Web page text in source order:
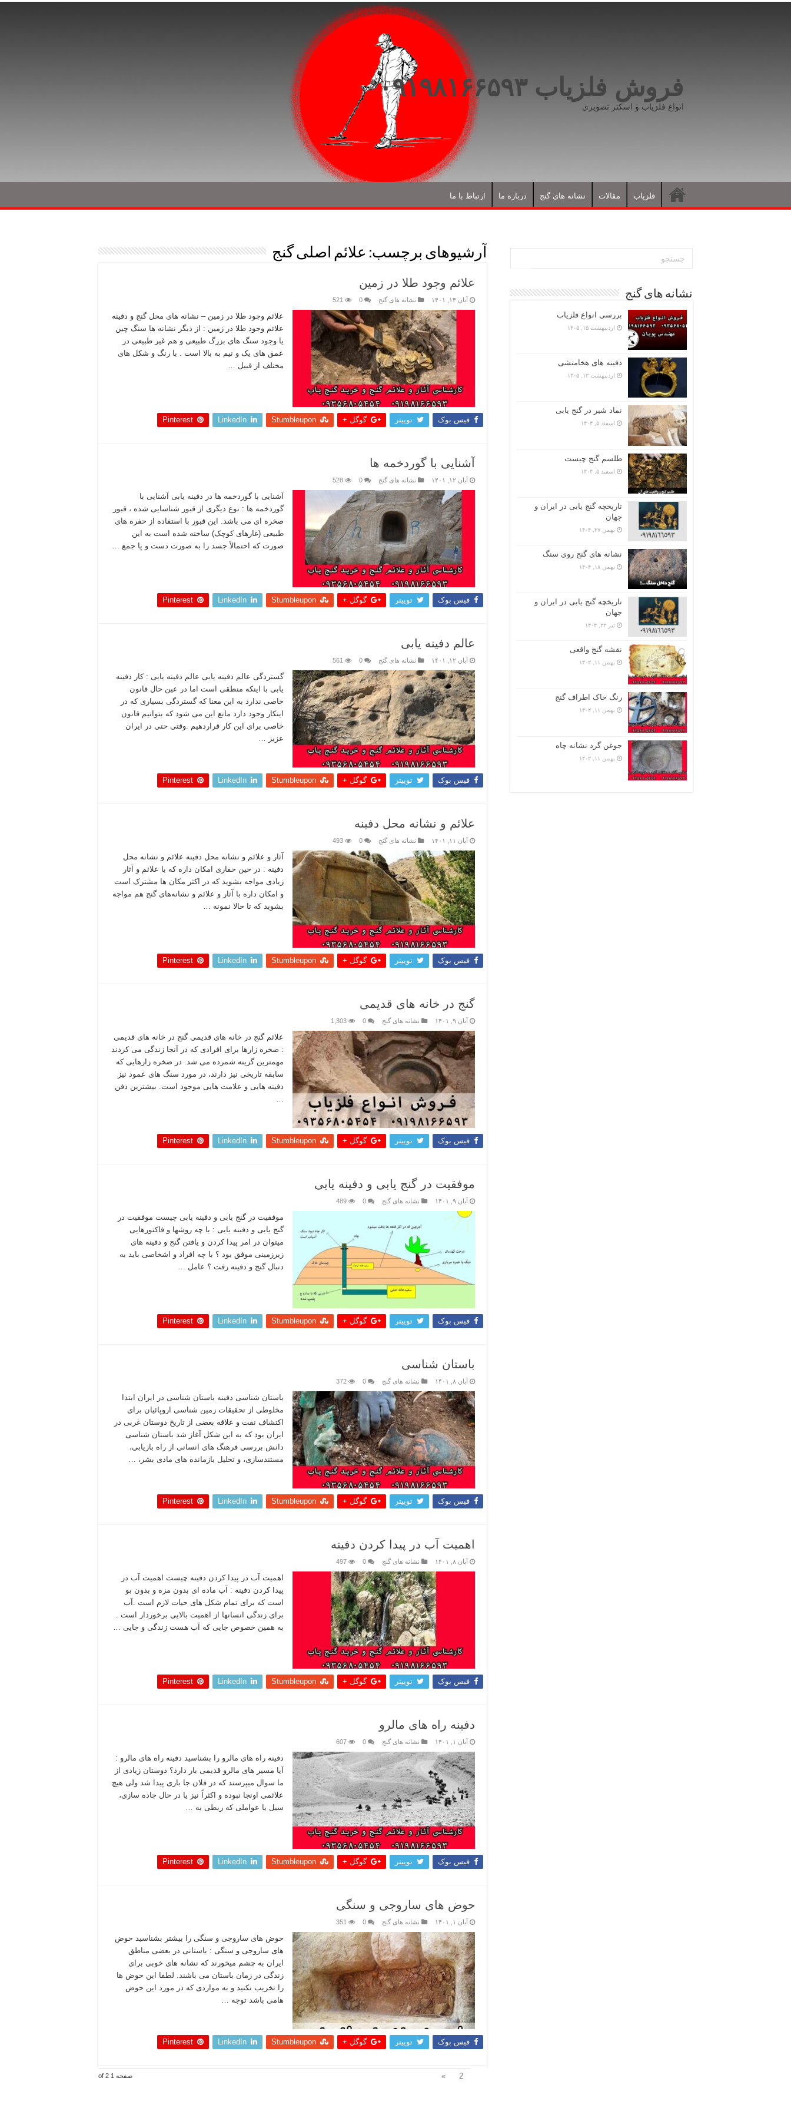
فروش فلزیاب ۰۹۱۹۸۱۶۶۵۹۳
انواع فلزیاب و اسکنر تصویری
فلزیاب مقالات نشانه های گنج درباره ما ارتباط با ما
آرشیوهای برچسب: علائم اصلی گنج
علائم وجود طلا در زمین
آبان ۱۴, ۱۴۰۱ نشانه های گنج 0
521
علائم وجود طلا در زمین – نشانه های محل گنج و دفینه
علائم وجود طلا در زمین : از دیگر نشانه ها سنگ چین
یا وجود سنگ های بزرگ طبیعی و هم غیر طبیعی در
عمق های یک و نیم به بالا است . با رنگ و شکل های
مختلف از قبیل …
فیس بوک توییتر گوگل + Stumbleupon
LinkedIn
Pinterest
آشنایی با گوردخمه ها
آبان ۱۲, ۱۴۰۱ نشانه های گنج 0
528
آشنایی با گوردخمه ها در دفینه یابی آشنایی با
گوردخمه ها : نوع دیگری از قبور شناسایی شده ، قبور
صخره ای می باشد. این قبور با استفاده از حفره های
طبیعی (غارهای کوچک) ساخته شده است به این
صورت که احتمالاً جسد را به صورت دست و پا جمع …
فیس بوک توییتر گوگل + Stumbleupon
LinkedIn
Pinterest
عالم دفینه یابی
آبان ۱۲, ۱۴۰۱ نشانه های گنج 0
561
گستردگی عالم دفینه یابی عالم دفینه یابی : کار دفینه
یابی با اینکه منطقی است اما در عین حال قانون
خاصی ندارد به این معنا که گستردگی بسیاری که در
اینکار وجود دارد مانع این می شود که بتوانیم قانون
خاصی برای این کار قراردهیم .وقتی حتی در ایران
عزیز …
فیس بوک توییتر گوگل + Stumbleupon
LinkedIn
Pinterest
علائم و نشانه‌ محل دفینه
آبان ۱۱, ۱۴۰۱ نشانه های گنج 0
493
آثار و علائم و نشانه‌ محل دفینه علائم و نشانه‌ محل
دفینه : در حین حفاری امکان داره که با علائم و آثار
زیادی مواجه بشوید که در اکثر مکان ها مشترک است
و امکان داره با آثار و علائم و نشانه‌های گنج هم مواجه
بشوید که تا حالا نمونه …
فیس بوک توییتر گوگل + Stumbleupon
LinkedIn
Pinterest
گنج در خانه های قدیمی
آبان ۹, ۱۴۰۱ نشانه های گنج 0
1,303
علائم گنج در خانه های قدیمی گنج در خانه های قدیمی
: صخره زارها برای افرادی که در آنجا زندگی می کردند
مهمترین گزینه شمرده می شد. در صخره زارهایی که
سابقه تاریخی نیز دارند، در مورد سنگ های عمود نیز
دفینه هایی و علامت هایی موجود است. بیشترین دفن
…
فیس بوک توییتر گوگل + Stumbleupon
LinkedIn
Pinterest
موفقیت در گنج یابی و دفینه یابی
آبان ۹, ۱۴۰۱ نشانه های گنج 0
489
موفقیت در گنج یابی و دفینه یابی چیست موفقیت در
گنج یابی و دفینه یابی : با چه روشها و فاکتورهایی
میتوان در امر پیدا کردن و یافتن گنج و دفینه های
زیرزمینی موفق بود ؟ با چه افراد و اشخاصی باید به
دنبال گنج و دفینه رفت ؟ عامل …
فیس بوک توییتر گوگل + Stumbleupon
LinkedIn
Pinterest
باستان شناسی
آبان ۸, ۱۴۰۱ نشانه های گنج 0
372
باستان شناسی دفینه باستان شناسی در ایران ابتدا
مخلوطی از تحقیقات زمین شناسی اروپائیان برای
اکتشاف نفت و علاقه بعضی از تاریخ دوستان غربی در
ایران بود که به این شکل آغاز شد باستان شناسی
دانش بررسی فرهنگ های انسانی از راه بازیابی،
مستندسازی، و تحلیل بازمانده های مادی بشر، …
فیس بوک توییتر گوگل + Stumbleupon
LinkedIn
Pinterest
اهمیت آب در پیدا کردن دفینه
آبان ۸, ۱۴۰۱ نشانه های گنج 0
497
اهمیت آب در پیدا کردن دفینه چیست اهمیت آب در
پیدا کردن دفینه : آب ماده ای بدون مزه و بدون بو
است که برای تمام شکل های حیات لازم است .آب
برای زندگی انسانها از اهمیت بالایی برخوردار است .
به همین خصوص جایی که آب هست زندگی و جایی …
فیس بوک توییتر گوگل + Stumbleupon
LinkedIn
Pinterest
دفینه راه های مالرو
آبان ۱, ۱۴۰۱ نشانه های گنج 0
607
دفینه راه های مالرو را بشناسید دفینه راه های مالرو :
آیا مسیر های مالرو قدیمی بار دارد؟ دوستان زیادی از
ما سوال میپرسند که در فلان جا باری پیدا شد ولی هیچ
علائمی اونجا نبوده و اکثراً نیز یا در حال جاده سازی،
سیل یا عواملی که ربطی به …
فیس بوک توییتر گوگل + Stumbleupon
LinkedIn
Pinterest
حوض های ساروجی و سنگی
آبان ۱, ۱۴۰۱ نشانه های گنج 0
351
حوض های ساروجی و سنگی را بیشتر بشناسید حوض
های ساروجی و سنگی : باستانی در بعضی مناطق
ایران به چشم میخورند که نشانه های خوبی برای
زندگی در زمان باستان می باشند. لطفا این حوض ها
را تخریب نکنید و به مواردی که در مورد این حوض
هامی باشد توجه …
فیس بوک توییتر گوگل + Stumbleupon
LinkedIn
Pinterest
صفحه 1 of 2 2
»
نشانه های گنج
بررسی انواع فلزیاب
اردیبهشت ۱۵, ۱۴۰۵
دفینه های هخامنشی
اردیبهشت ۱۳, ۱۴۰۵
نماد شیر در گنج یابی
اسفند ۵, ۱۴۰۴
طلسم گنج چیست
اسفند ۵, ۱۴۰۴
تاریخچه گنج‌ یابی در ایران و
جهان
بهمن ۲۷, ۱۴۰۴
نشانه های گنج روی سنگ
بهمن ۱۸, ۱۴۰۴
تاریخچه گنج‌ یابی در ایران و
جهان
تیر ۲۲, ۱۴۰۴
نقشه گنج واقعی
بهمن ۱۱, ۱۴۰۲
رنگ خاک اطراف گنج
بهمن ۱۱, ۱۴۰۲
جوغن گرد نشانه چاه
بهمن ۱۱, ۱۴۰۲